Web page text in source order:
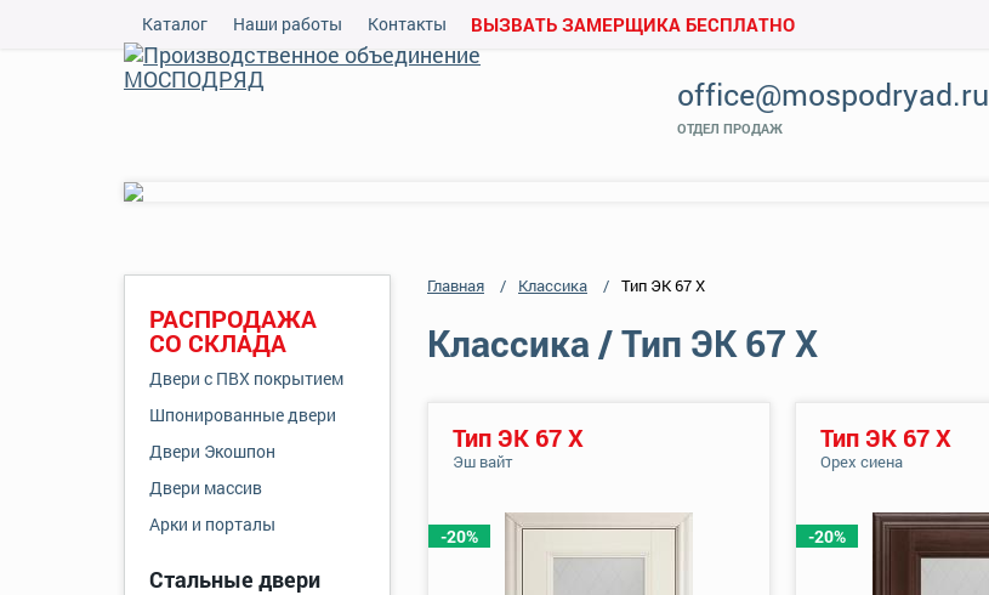
Каталог Наши работы Контакты ВЫЗВАТЬ ЗАМЕРЩИКА БЕСПЛАТНО
office@mospodryad.ru
ОТДЕЛ ПРОДАЖ
РАСПРОДАЖА
СО СКЛАДА
Двери с ПВХ покрытием
Шпонированные двери
Двери Экошпон
Двери массив
Арки и порталы
Стальные двери
Главная Классика Тип ЭК 67 Х
Классика / Тип ЭК 67 Х
-20%
Тип ЭК 67 Х
Эш вайт
-20%
Тип ЭК 67 Х
Орех сиена